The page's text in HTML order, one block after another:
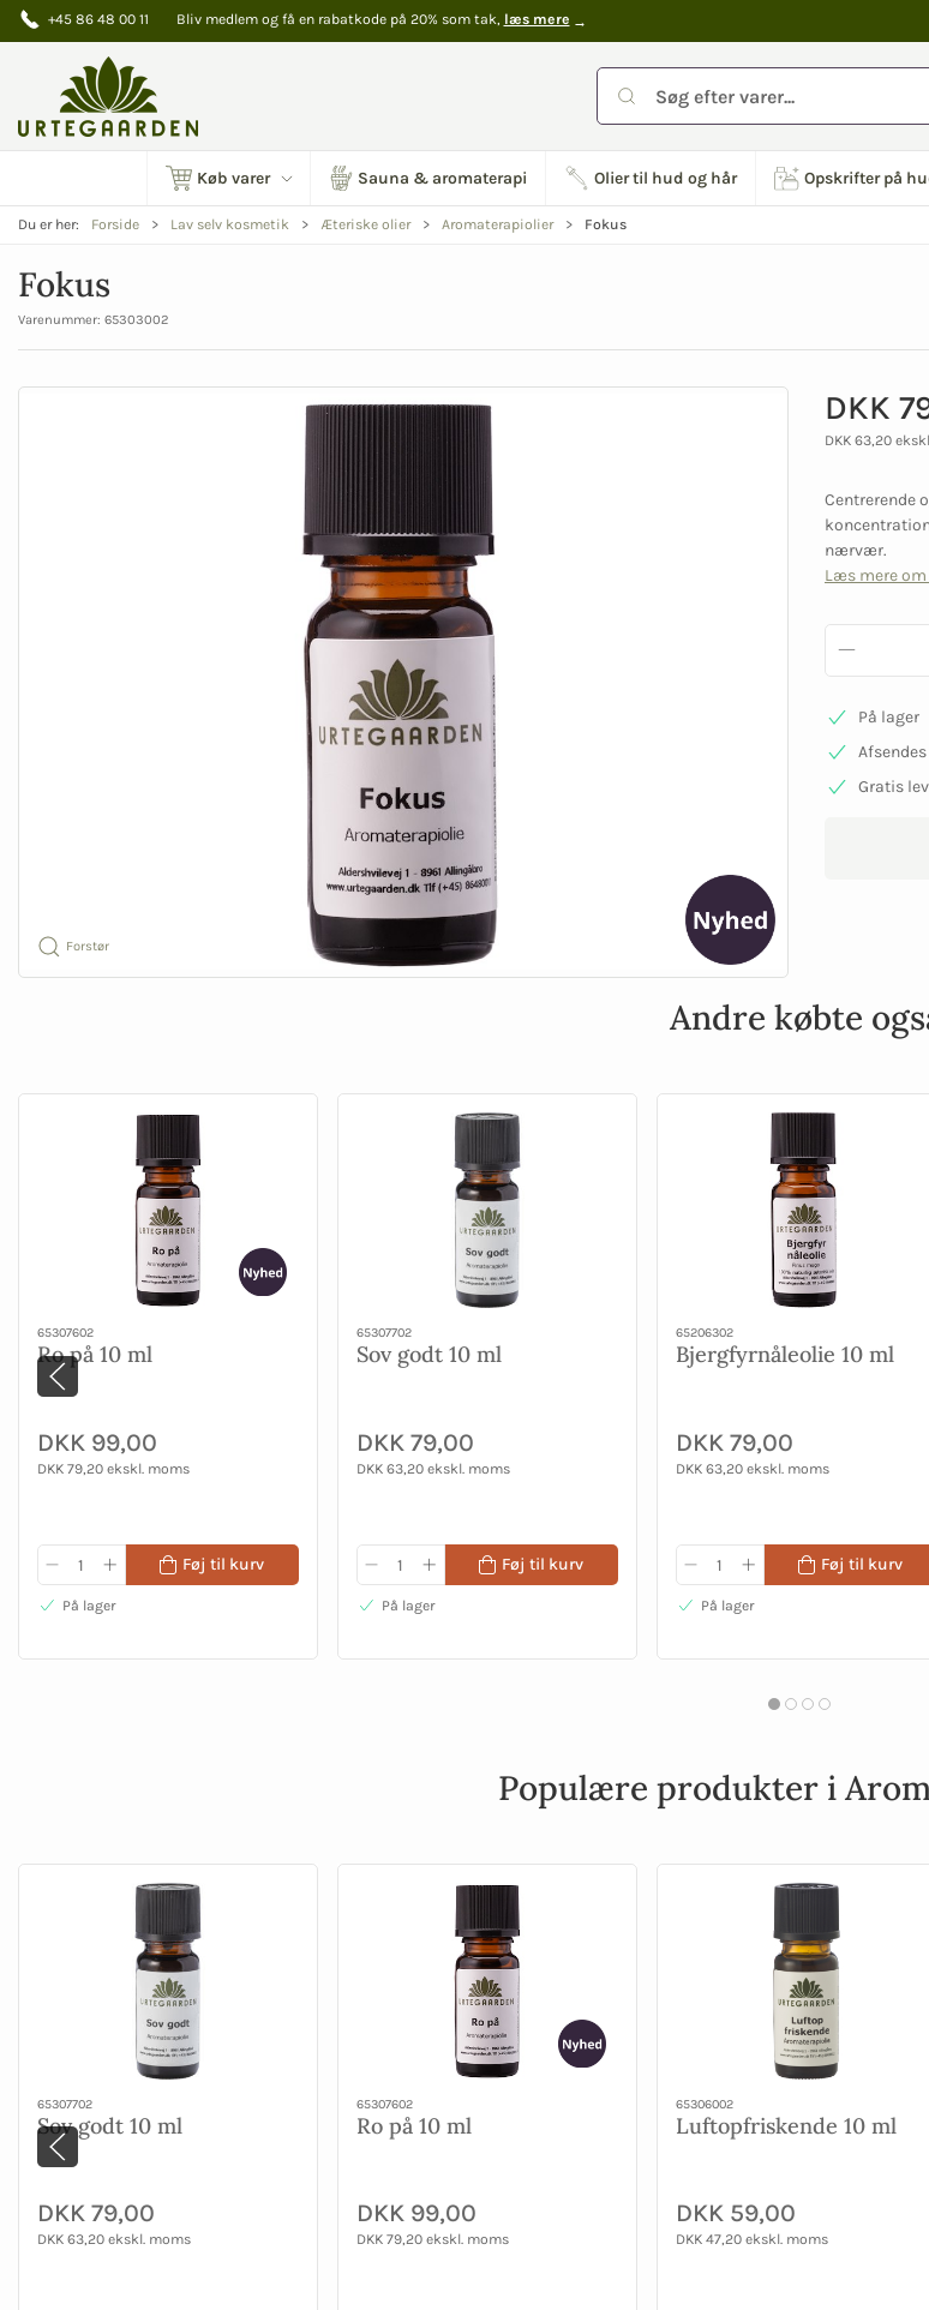
+45 86 48 00 11 Bliv medlem og få en rabatkode på 20% som tak, læs mere
Køb varer Sauna & aromaterapi Olier til hud og hår Opskrifter på
Du er her: Forside Lav selv kosmetik Æteriske olier Aromaterapiolier Fokus
Fokus
Varenummer: 65303002
Forstør
DKK
DKK 63,20
Centrerende
nærvær.
Læs mere
På lager
Gratis
Andre købte
65307602
Ro på 10 ml
DKK 99,00
DKK 79,20 ekskl. moms
Føj til kurv
På lager
65307702
Sov godt 10 ml
DKK 79,00
DKK 63,20 ekskl. moms
Føj til kurv
På lager
65206302
Bjergfyrnåleolie 10 ml
DKK 79,00
DKK 63,20 ekskl. moms
Føj til kurv
På lager
Populære produkter i
65307702
Sov godt 10 ml
DKK 79,00
DKK 63,20 ekskl. moms
65307602
Ro på 10 ml
DKK 99,00
DKK 79,20 ekskl. moms
65306002
Luftopfriskende 10 ml
DKK 59,00
DKK 47,20 ekskl. moms